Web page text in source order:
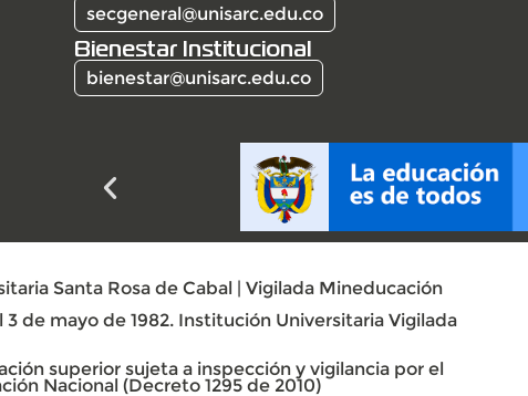
secgeneral@unisarc.edu.co
Bienestar Institucional
bienestar@unisarc.edu.co
Santa Rosa de Cabal | Vigilada Mineducación
3 de mayo de 1982. Institución Universitaria Vigilada
superior sujeta a inspección y vigilancia por el
Nacional (Decreto 1295 de 2010)